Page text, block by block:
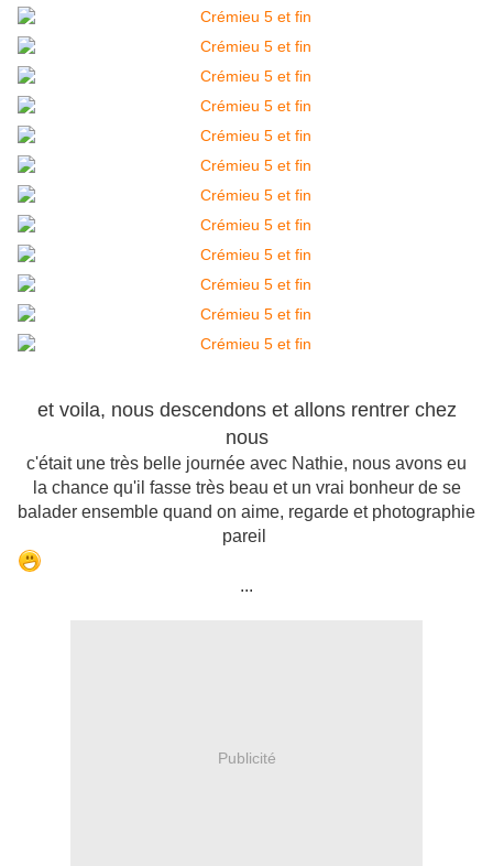
et voila, nous descendons et allons rentrer chez
nous
c'était une très belle journée avec Nathie, nous avons eu
la chance qu'il fasse très beau et un vrai bonheur de se
balader ensemble quand on aime, regarde et photographie
pareil
...
Publicité